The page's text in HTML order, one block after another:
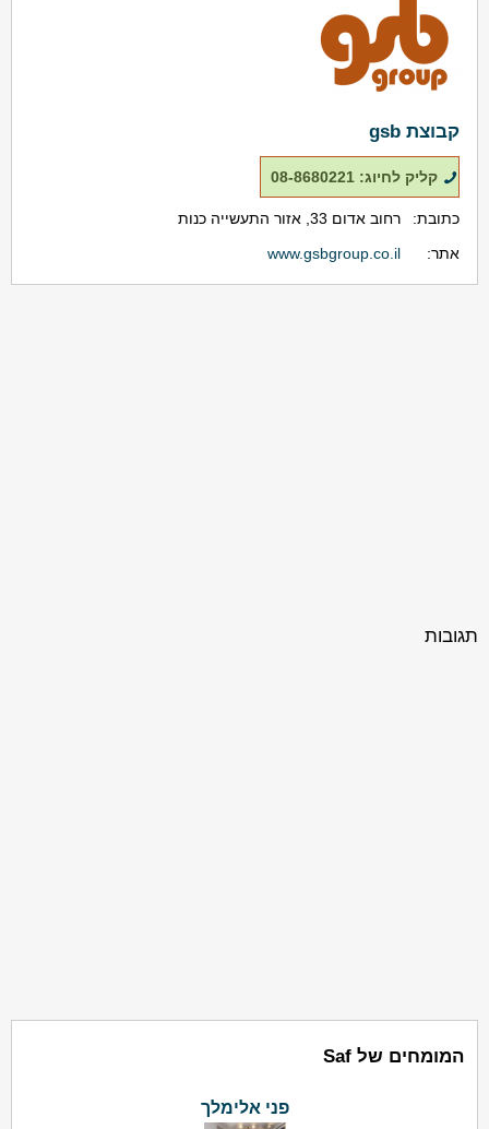
קבוצת gsb
קליק לחיוג: 08-8680221
כתובת:
רחוב אדום 33, אזור התעשייה כנות
אתר:
www.gsbgroup.co.il
תגובות
המומחים של Saf
פני אלימלך